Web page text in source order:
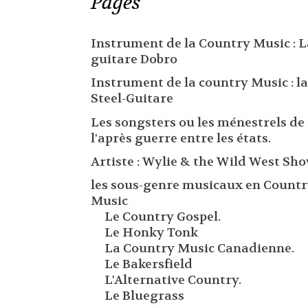
Instrument de la Country Music :
guitare Dobro
Instrument de la country Music : la
Steel-Guitare
Les songsters ou les ménestrels de
l'après guerre entre les états.
Artiste : Wylie & the Wild West
les sous-genre musicaux en
Music
Le Country Gospel.
Le Honky Tonk
La Country Music Canadienne.
Le Bakersfield
L'Alternative Country.
Le Bluegrass